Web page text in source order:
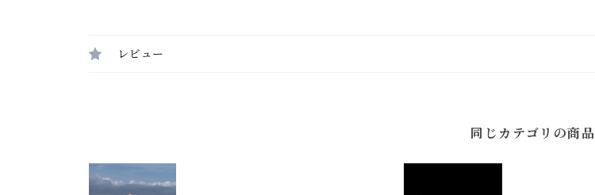
レビュー
同じカテゴリの商品